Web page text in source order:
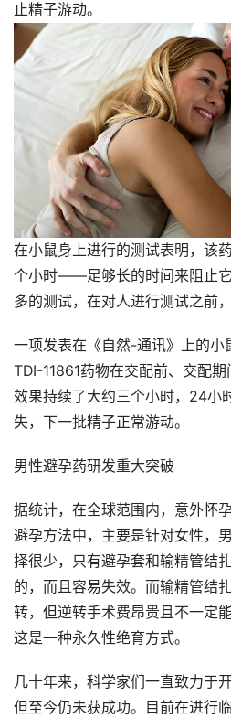
止精子游动。
在小鼠身上进行的测试表明，该
个小时——足够长的时间来阻止
多的测试，在对人进行测试之前
一项发表在《自然-通讯》上的小
TDI-11861药物在交配前、交配期
效果持续了大约三个小时，24小
失，下一批精子正常游动。
男性避孕药研发重大突破
据统计，在全球范围内，意外怀
避孕方法中，主要是针对女性，
择很少，只有避孕套和输精管结
的，而且容易失效。而输精管结
转，但逆转手术费昂贵且不一定
这是一种永久性绝育方式。
几十年来，科学家们一直致力于
但至今仍未获成功。目前在进行